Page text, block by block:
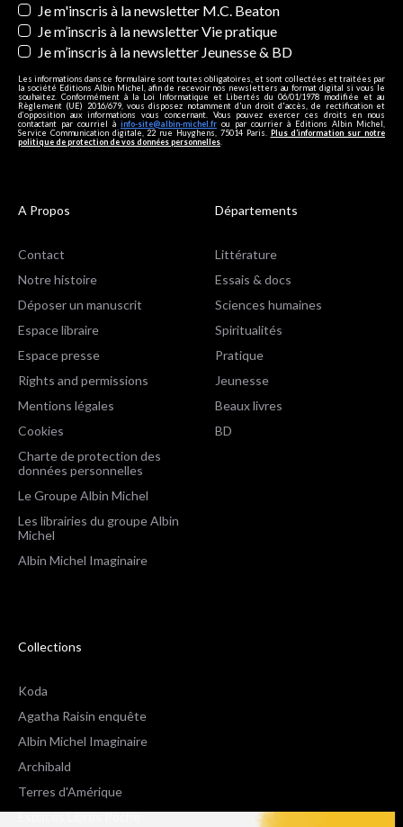
Je m'inscris à la newsletter M.C. Beaton
Je m’inscris à la newsletter Vie pratique
Je m’inscris à la newsletter Jeunesse & BD
Les informations dans ce formulaire sont toutes obligatoires, et sont collectées et traitées par
la société Editions Albin Michel, afin de recevoir nos newsletters au format digital si vous le
souhaitez. Conformément à la Loi Informatique et Libertés du 06/01/1978 modifiée et au
Règlement (UE) 2016/679, vous disposez notamment d'un droit d'accès, de rectification et
d’opposition aux informations vous concernant. Vous pouvez exercer ces droits en nous
contactant par courriel à info-site@albin-michel.fr ou par courrier à Editions Albin Michel,
Service Communication digitale, 22 rue Huyghens, 75014 Paris. Plus d’information sur notre
politique de protection de vos données personnelles
A Propos
Contact
Notre histoire
Déposer un manuscrit
Espace libraire
Espace presse
Rights and permissions
Mentions légales
Cookies
Charte de protection des
données personnelles
Le Groupe Albin Michel
Les librairies du groupe Albin
Michel
Albin Michel Imaginaire
Départements
Littérature
Essais & docs
Sciences humaines
Spiritualités
Pratique
Jeunesse
Beaux livres
BD
Collections
Koda
Agatha Raisin enquête
Albin Michel Imaginaire
Archibald
Terres d'Amérique
Espaces Libres Poche